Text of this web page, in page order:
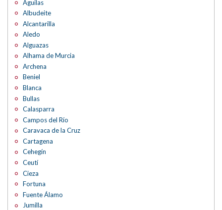
Águilas
Albudeite
Alcantarilla
Aledo
Alguazas
Alhama de Murcia
Archena
Beniel
Blanca
Bullas
Calasparra
Campos del Río
Caravaca de la Cruz
Cartagena
Cehegín
Ceutí
Cieza
Fortuna
Fuente Álamo
Jumilla